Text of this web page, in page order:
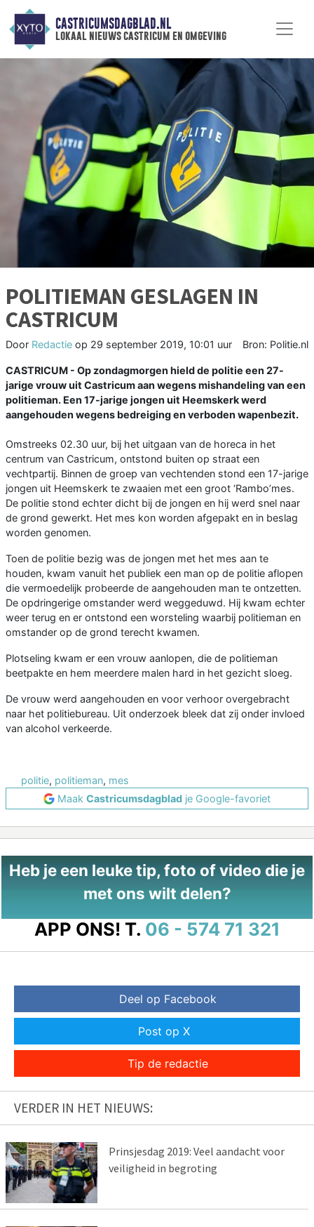
CASTRICUMSDAGBLAD.NL
lokaal nieuws castricum en omgeving
POLITIEMAN GESLAGEN IN
CASTRICUM
Door Redactie op 29 september 2019, 10:01 uur Bron: Politie.nl
CASTRICUM - Op zondagmorgen hield de politie een 27-
jarige vrouw uit Castricum aan wegens mishandeling van een
politieman. Een 17-jarige jongen uit Heemskerk werd
aangehouden wegens bedreiging en verboden wapenbezit.
Omstreeks 02.30 uur, bij het uitgaan van de horeca in het
centrum van Castricum, ontstond buiten op straat een
vechtpartij. Binnen de groep van vechtenden stond een 17-jarige
jongen uit Heemskerk te zwaaien met een groot ‘Rambo’mes.
De politie stond echter dicht bij de jongen en hij werd snel naar
de grond gewerkt. Het mes kon worden afgepakt en in beslag
worden genomen.
Toen de politie bezig was de jongen met het mes aan te
houden, kwam vanuit het publiek een man op de politie aflopen
die vermoedelijk probeerde de aangehouden man te ontzetten.
De opdringerige omstander werd weggeduwd. Hij kwam echter
weer terug en er ontstond een worsteling waarbij politieman en
omstander op de grond terecht kwamen.
Plotseling kwam er een vrouw aanlopen, die de politieman
beetpakte en hem meerdere malen hard in het gezicht sloeg.
De vrouw werd aangehouden en voor verhoor overgebracht
naar het politiebureau. Uit onderzoek bleek dat zij onder invloed
van alcohol verkeerde.
politie, politieman, mes
Maak Castricumsdagblad je Google-favoriet
Heb je een leuke tip, foto of video die je
met ons wilt delen?
APP ONS! T. 06 - 574 71 321
Deel op Facebook
Post op X
Tip de redactie
VERDER IN HET NIEUWS:
Prinsjesdag 2019: Veel aandacht voor
veiligheid in begroting